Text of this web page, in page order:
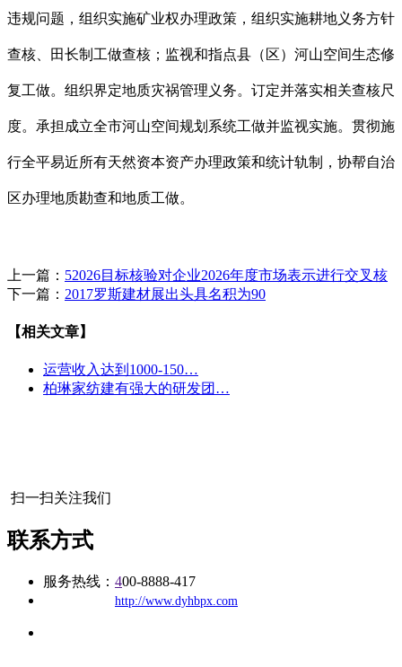
违规问题，组织实施矿业权办理政策，组织实施耕地义务方针
查核、田长制工做查核；监视和指点县（区）河山空间生态修
复工做。组织界定地质灾祸管理义务。订定并落实相关查核尺
度。承担成立全市河山空间规划系统工做并监视实施。贯彻施
行全平易近所有天然资本资产办理政策和统计轨制，协帮自治
区办理地质勘查和地质工做。
上一篇： 52026目标核验对企业2026年度市场表示进行交叉核
下一篇： 2017罗斯建材展出头具名积为90
【相关文章】
运营收入达到1000-150…
柏琳家纺建有强大的研发团…
扫一扫关注我们
联系方式
服务热线： 400-8888-417
http://www.dyhbpx.com